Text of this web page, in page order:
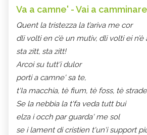
Va a camne' - Vai a camminare
Quent la tristezza la t’ariva me cor
dli volti en c’è un mutiv, dli volti ei
sta zitt, sta zitt!
Arcoi su tutt'i dulor
porti a camne' sa te,
t'Ia macchia, tè fium, tè foss, tè
Se la nebbia la t'fa veda tutt bui
elza i occh par guarda' me sol
se i lament di cristien t'un'i support